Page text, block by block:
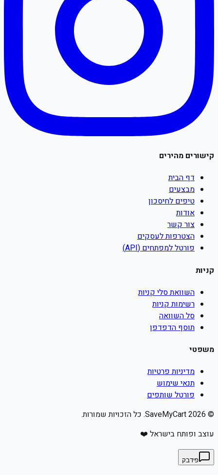
קישורים מהירים
דף הבית
מבצעים
טיפים לחיסכון
אודות
צור קשר
הצטרפות לעסקים
פורטל למפתחים (API)
קניות
השוואת סלי קניות
רשימות קניות
סל השוואה
תוסף הדפדפן
משפטי
מדיניות פרטיות
תנאי שימוש
פורטל שותפים
©
2026
עוצב ופותח בישראל ❤️
פידבק